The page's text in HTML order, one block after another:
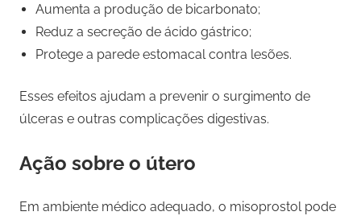
Aumenta a produção de bicarbonato;
Reduz a secreção de ácido gástrico;
Protege a parede estomacal contra lesões.
Esses efeitos ajudam a prevenir o surgimento de
úlceras e outras complicações digestivas.
Ação sobre o útero
Em ambiente médico adequado, o misoprostol pode